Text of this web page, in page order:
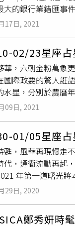
羯座 好人緣賴厚
金星吉相，助力奧
心，水瓶3月末尾
大案，迎來豐厚報
金石為開。本周雙
知貴人是經營在日
淡。感情是含情脈
體貼細微，在職場
財旺極，但切莫貪
善。由於火星轉戰
蝶自來。 射手座錦
。周末貴人運隨著
羯本周宜轉攻為守
夕翻騰。感情則是
場上誤會解開，前
分水瓶舊情人回頭
員各種資源。業力
瑟夫的寶藏地圖
魚宮，正財紙上富
，寧可無過。正偏
後分道揚鑣。 巨
。處女滿月，留意
住紫氣東來，本周
，心血全為他人作
場生活上，本周處
運平淡，看似有進
節期間心寬體胖，
運是小進大漏，感
化為轉機。本周火
花綻放。 射手座正
為。此階段水逆告
羯座笑看春花無兩
周陸續到位。金日
初水瓶諸星能量匯
正偏財平淡，感情
捨我其誰，在關鍵
大的銀行業錯匯事
，花旗代理
就是高達9億美元
拒絕償還，花旗集
頓地區法官弗曼（
就是這10家資產管
，且他們也明白露
對這項裁決，並打
17日, 2021
02/23星座
華，六朝金粉萬象
國際政要的驚人誑
水星，分別於農曆
社團善舉爆發爭議
災頻頻，更不建
切關注。本周星情
攀升最多 牡羊座
、平穩前進，便能
牛座 花開堪折切
。春節期間可走春
歲拱手無為一元復
星也逆行中，可
朔迷離，開低走高
09日, 2021
01/05星座占
甦，風華再現慢走
代，通衢流動再起
年第一道曙光
王相合，脫歐歹戲
是擴散傳播，都
情通訊科技，以及
29日, 2020
鄭秀妍時